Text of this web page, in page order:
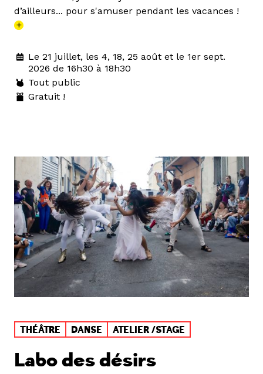
d’ailleurs... pour s'amuser pendant les vacances !
+
Le 21 juillet, les 4, 18, 25 août et le 1er sept.
2026 de 16h30 à 18h30
Tout public
Gratuit !
THÉÂTRE DANSE ATELIER /STAGE
Labo des désirs